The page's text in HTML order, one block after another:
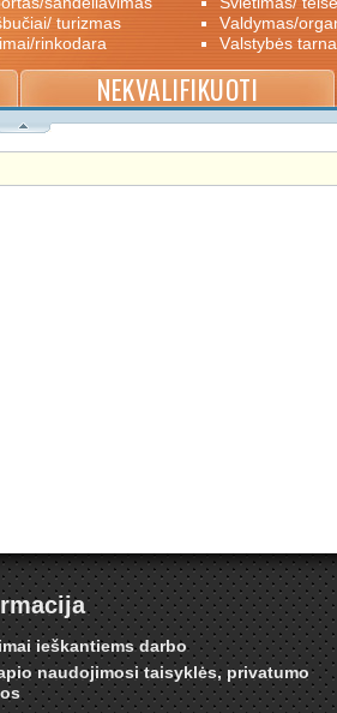
turizmas
rinkodara
valdymas/
valstybės
NEKVALIFIKUOTI
ieškantiems darbo
naudojimosi taisyklės, privatumo